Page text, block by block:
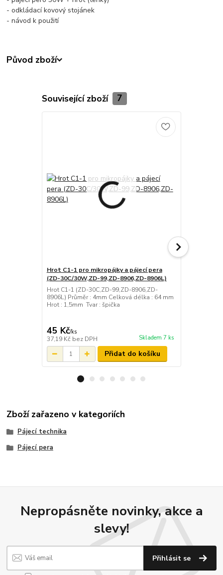
- odkládací kovový stojánek
- návod k použití
Původ zboží
Související zboží 7
Hrot C1-1 pro mikropájky a pájecí pera
(ZD-30C/30W,ZD-99,ZD-8906,ZD-8906L)
Hrot C1-1 (ZD-30C,ZD-99,ZD-8906,ZD-
8906L) Průměr : 4mm Celková délka : 64 mm
Hrot : 1,5mm Tvar : špička
45 Kč/ks
37,19 Kč bez DPH Skladem 7 ks
Přidat do košíku
Zboží zařazeno v kategoriích
Pájecí technika
Pájecí pera
Nepropásněte novinky, akce a
slevy!
Přihlásit se